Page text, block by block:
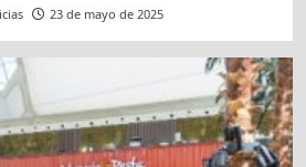
23 de mayo de 2025